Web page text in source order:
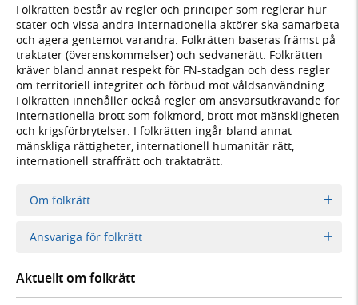
med
sökförslag
Folkrätten består av regler och principer som reglerar hur
stater och vissa andra internationella aktörer ska samarbeta
och agera gentemot varandra. Folkrätten baseras främst på
traktater (överenskommelser) och sedvanerätt. Folkrätten
kräver bland annat respekt för FN-stadgan och dess regler
om territoriell integritet och förbud mot våldsanvändning.
Folkrätten innehåller också regler om ansvarsutkrävande för
internationella brott som folkmord, brott mot mänskligheten
och krigsförbrytelser. I folkrätten ingår bland annat
mänskliga rättigheter, internationell humanitär rätt,
internationell straffrätt och traktaträtt.
Om folkrätt
Ansvariga för folkrätt
Aktuellt om folkrätt